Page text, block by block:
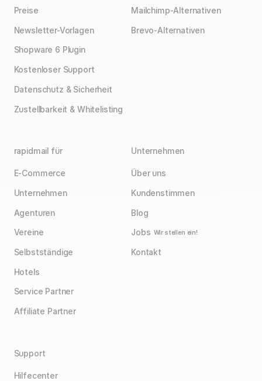
Preise
Newsletter-Vorlagen
Shopware 6 Plugin
Kostenloser Support
Datenschutz & Sicherheit
Zustellbarkeit & Whitelisting
Mailchimp-Alternativen
Brevo-Alternativen
rapidmail für
E-Commerce
Unternehmen
Agenturen
Vereine
Selbstständige
Hotels
Service Partner
Affiliate Partner
Unternehmen
Über uns
Kundenstimmen
Blog
Jobs Wir stellen ein!
Kontakt
Support
Hilfecenter